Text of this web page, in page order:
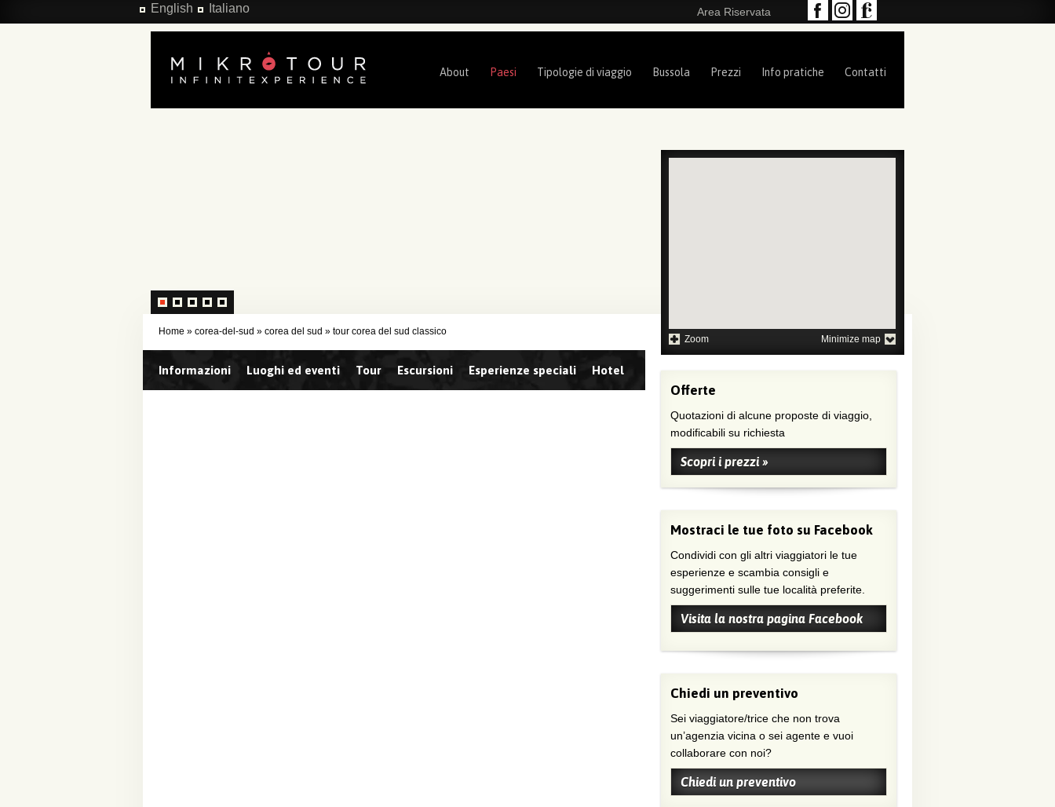
Salta al contenuto principale Area Riservata
English Italiano
About Paesi Tipologie di viaggio Bussola Prezzi Info pratiche Contatti
Home » corea-del-sud » corea del sud » tour corea del sud classico
Informazioni Luoghi ed eventi Tour Escursioni Esperienze speciali Hotel
Zoom Minimize map
Offerte
Quotazioni di alcune proposte di viaggio,
modificabili su richiesta
Scopri i prezzi »
Mostraci le tue foto su Facebook
Condividi con gli altri viaggiatori le tue
esperienze e scambia consigli e
suggerimenti sulle tue località preferite.
Visita la nostra pagina Facebook
Chiedi un preventivo
Sei viaggiatore/trice che non trova
un’agenzia vicina o sei agente e vuoi
collaborare con noi?
Chiedi un preventivo